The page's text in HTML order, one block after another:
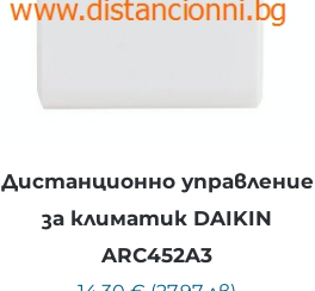
Дистанционно управление
за климатик DAIKIN
ARC452A3